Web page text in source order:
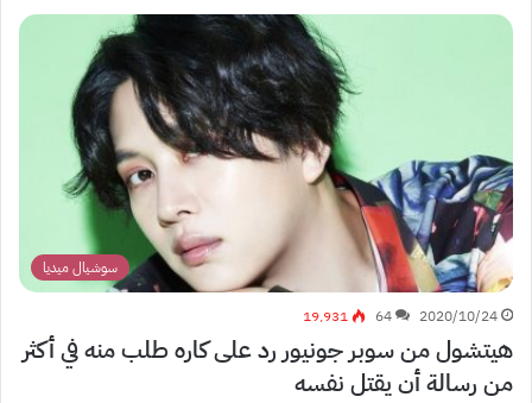
سوشيال ميديا
2020/10/24
64 19٬931
هيتشول من سوبر جونيور رد على كاره طلب منه في أكثر
من رسالة أن يقتل نفسه